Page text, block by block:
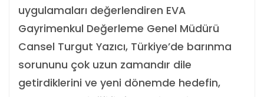
uygulamaları değerlendiren EVA
Gayrimenkul Değerleme Genel Müdürü
Cansel Turgut Yazıcı, Türkiye’de barınma
sorununu çok uzun zamandır dile
getirdiklerini ve yeni dönemde hedefin,